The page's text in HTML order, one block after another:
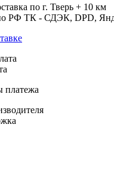
по г. Тверь + 10 км
РФ ТК - СДЭК, DPD,
платежа